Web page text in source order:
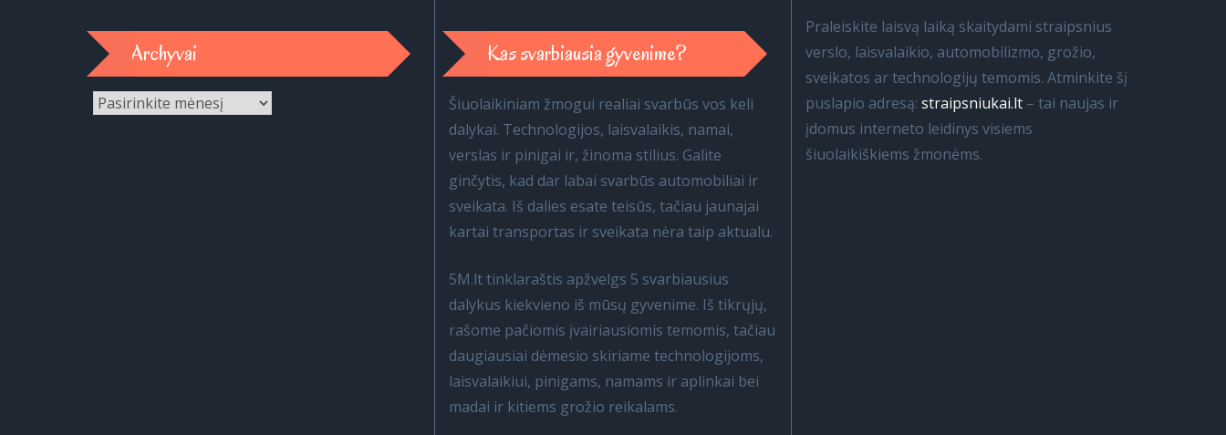
Archyvai
Archyvai
Kas svarbiausia gyvenime?
Šiuolaikiniam žmogui realiai svarbūs vos keli
dalykai. Technologijos, laisvalaikis, namai,
verslas ir pinigai ir, žinoma stilius. Galite
ginčytis, kad dar labai svarbūs automobiliai ir
sveikata. Iš dalies esate teisūs, tačiau jaunajai
kartai transportas ir sveikata nėra taip aktualu.
5M.lt tinklaraštis apžvelgs 5 svarbiausius
dalykus kiekvieno iš mūsų gyvenime. Iš tikrųjų,
rašome pačiomis įvairiausiomis temomis, tačiau
daugiausiai dėmesio skiriame technologijoms,
laisvalaikiui, pinigams, namams ir aplinkai bei
madai ir kitiems grožio reikalams.
Praleiskite laisvą laiką skaitydami straipsnius
verslo, laisvalaikio, automobilizmo, grožio,
sveikatos ar technologijų temomis. Atminkite šį
puslapio adresą: straipsniukai.lt– tai naujas ir
įdomus interneto leidinys visiems
šiuolaikiškiems žmonėms.